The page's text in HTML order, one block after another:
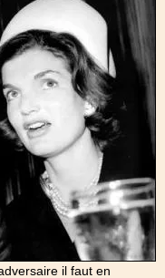
il faut en